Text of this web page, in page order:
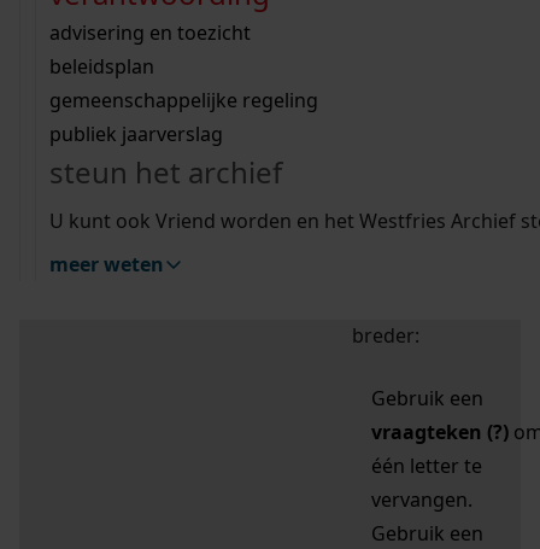
bouwvergunningen
omgevingsvergunningen
vergunningen
beeld en geluid
uitleg nodig?
Wij helpen u op weg met een aantal zoektips.
bekijk alle zoektips
Wij helpen u op weg met een aantal zoektips.
bekijk alle zoektips
bekijk ons geschiedenislokaal
advisering en toezicht
beleidsplan
gemeenschappelijke regeling
publiek jaarverslag
steun het archief
U kunt ook Vriend worden en het Westfries Archief
meer weten
zoektips
Mijn Studiezaal (inloggen)
uw zoekopdracht te
breder:
Gebruik een
vraagteken (?)
één letter te
vervangen.
Gebruik een